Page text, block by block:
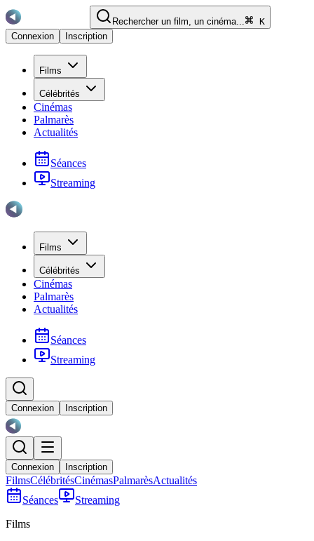
Rechercher un film, un cinéma...
K
Connexion
Inscription
Films
Célébrités
Cinémas
Palmarès
Actualités
Séances
Streaming
Films
Célébrités
Cinémas
Palmarès
Actualités
Séances
Streaming
Connexion Inscription
Connexion Inscription
FilmsCélébritésCinémasPalmarèsActualités
Séances
Streaming
Films